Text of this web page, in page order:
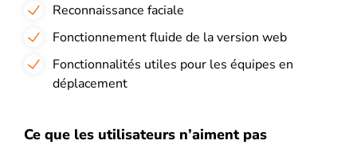
Reconnaissance faciale
Fonctionnement fluide de la version web
Fonctionnalités utiles pour les équipes en
déplacement
Ce que les utilisateurs n’aiment pas